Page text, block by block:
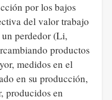
por los bajos
del valor trabajo
perdedor (Li,
productos
medidos en el
en su producción,
producidos en